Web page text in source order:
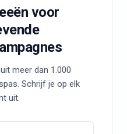
voor
meer dan 1.000
Schrijf je op elk
uit.